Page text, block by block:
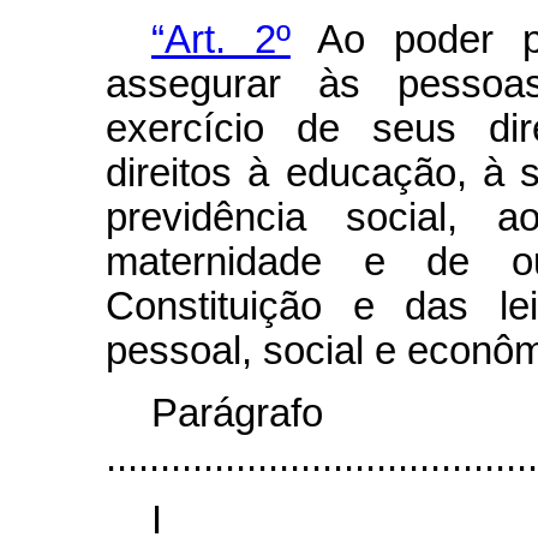
“Art. 2ºAo poder
assegurar às
exercício de seus
direitos à educação, à
previdência social,
maternidade e de
Constituição e das
pessoal, social e
I